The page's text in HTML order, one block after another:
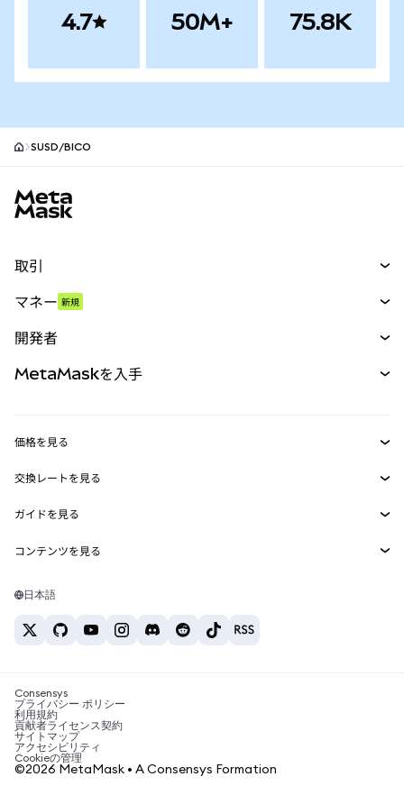
4.7 50M+ 75.8K
SUSD/BICO
取引
パーペチュアル
RWA
マネー 新規
開発者
MetaMask Connect
Snaps
Web3サービス
MetaMaskを入手
セキュリティ
サポート
キャリア
お問い合わせ
価格を見る
イーサリアムの価格
Solanaの価格
Tetherの価格
交換レートを見る
ETH→USD
USDT→INR
BTC→INR
ETH→USDT
ガイドを見る
ETHの購入
USDTの購入
SHIBの購入
BNBの購入
コンテンツを見る
Solanaウォレット
税制関連ニュース
暗号資産の購入方法は？
ビットコインを売るには？
日本語
Consensys
プライバシー ポリシー
利用規約
貢献者ライセンス契約
サイトマップ
アクセシビリティ
Cookieの管理
©2026 MetaMask • A Consensys Formation